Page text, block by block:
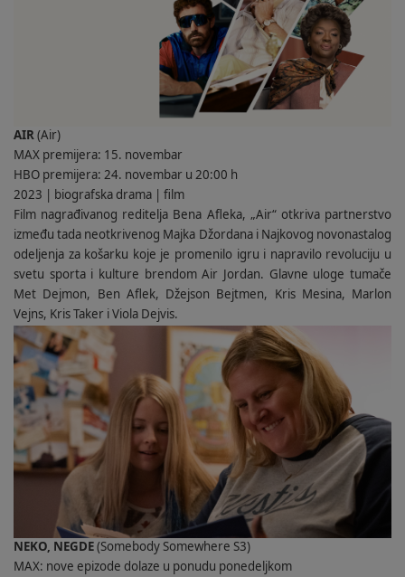
AIR(Air)
MAX premijera: 15. novembar
HBO premijera: 24. novembar u 20:00 h
2023 | biografska drama | film
Film nagrađivanog reditelja Bena Afleka, „Air“ otkriva partnerstvo
između tada neotkrivenog Majka Džordana i Najkovog novonastalog
odeljenja za košarku koje je promenilo igru i napravilo revoluciju u
svetu sporta i kulture brendom Air Jordan. Glavne uloge tumače
Met Dejmon, Ben Aflek, Džejson Bejtmen, Kris Mesina, Marlon
Vejns, Kris Taker i Viola Dejvis.
NEKO, NEGDE(Somebody Somewhere S3)
MAX: nove epizode dolaze u ponudu ponedeljkom